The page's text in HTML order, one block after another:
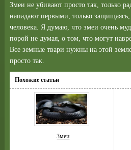
Змеи не убивают просто так, только
нападают первыми, только
человека. Я думаю, что змеи очень
порой не думая, о том, что могут
Все земные твари нужны на этой
просто так.
Похожие статьи
Змеи